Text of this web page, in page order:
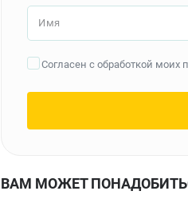
Имя
Согласен с обработкой
ВАМ МОЖЕТ